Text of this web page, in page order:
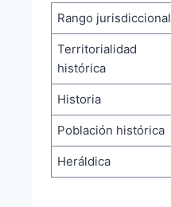
Rango jurisdiccional
Territorialidad
histórica
Historia
Población histórica
Heráldica